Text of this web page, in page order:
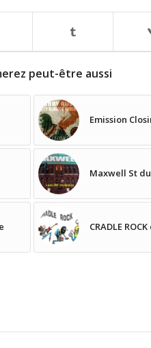
peut-être aussi
Emission
Maxwell St
CRADLE